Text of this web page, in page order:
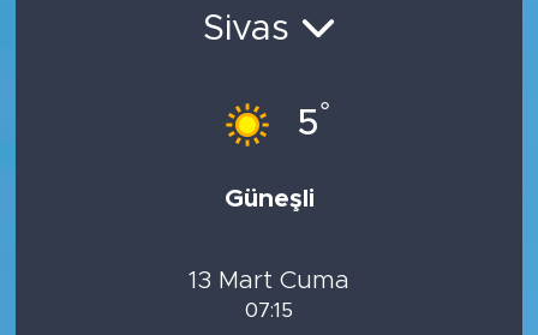
Sivas
5°
Güneşli
13 Mart Cuma
07:15